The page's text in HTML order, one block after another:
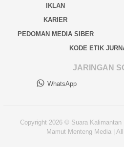
IKLAN
KARIER
PEDOMAN MEDIA SIBER
KODE ETIK
JARINGAN
WhatsApp
Copyright 2026 © Suara Kalimantan
Mamut Menteng Media |